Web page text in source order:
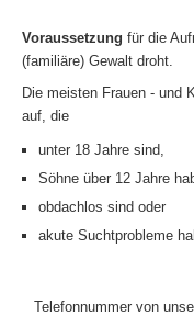
Voraussetzung für die
(familiäre) Gewalt droht.
Die meisten Frauen - und
auf, die
unter 18 Jahre sind,
Söhne über 12 Jahre
obdachlos sind oder
akute Suchtprobleme
Telefonnummer von